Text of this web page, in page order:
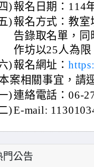
) 報名日期：114
) 報名方式：教
告錄取名單，
作坊以25人為限
) 報名網址：
案相關事宜，請
) 連絡電話：06-
)E-mail:
門公告